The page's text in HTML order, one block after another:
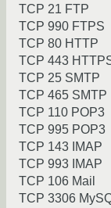
TCP 21 FTP
TCP 990 FTPS
TCP 80 HTTP
TCP 443
TCP 25 SMTP
TCP 465 SMTP
TCP 110 POP3
TCP 995 POP3
TCP 143 IMAP
TCP 993 IMAP
TCP 106 Mail
TCP 3306